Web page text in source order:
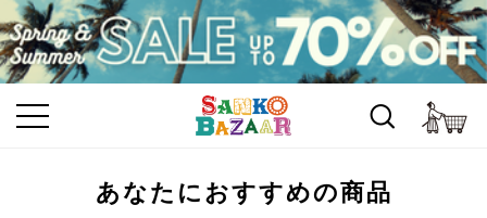
あなたにおすすめの商品